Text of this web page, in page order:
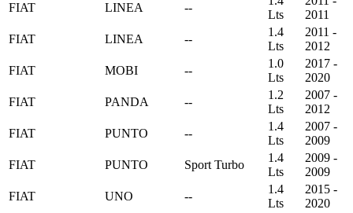
FIAT
LINEA --
Lts
2011
FIAT
LINEA --
1.4
Lts
2011 -
2012
FIAT
MOBI --
1.0
Lts
2017 -
2020
FIAT
PANDA --
1.2
Lts
2007 -
2012
FIAT
PUNTO --
1.4
Lts
2007 -
2009
FIAT
PUNTO Sport Turbo
1.4
Lts
2009 -
2009
FIAT
UNO --
1.4
Lts
2015 -
2020